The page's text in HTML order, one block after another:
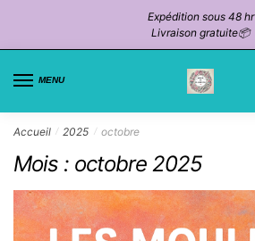
la
navigation
contenu
Expédition sous 48 hr
Livraison gratuite📦
MENU
Accueil / 2025 / octobre
Mois : octobre 2025